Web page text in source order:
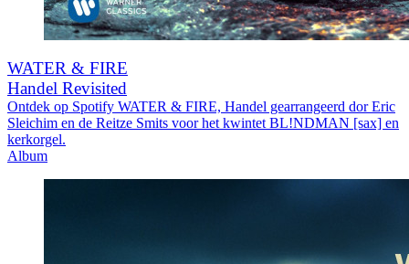
WATER & FIRE
Handel Revisited
Ontdek op Spotify WATER & FIRE, Handel gearrangeerd dor Eric
Sleichim en de Reitze Smits voor het kwintet BL!NDMAN [sax] en
kerkorgel.
Album